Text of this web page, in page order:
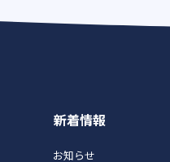
新着情報
お知らせ